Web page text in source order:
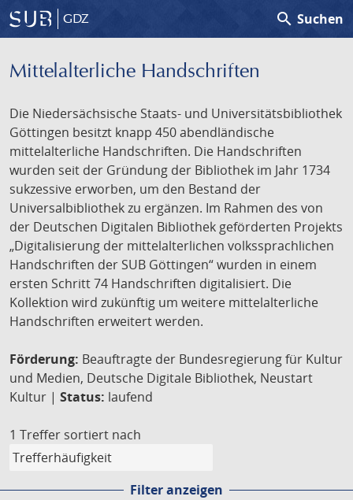
GDZ search Suchen
Mittelalterliche Handschriften
Die Niedersächsische Staats- und Universitätsbibliothek
Göttingen besitzt knapp 450 abendländische
mittelalterliche Handschriften. Die Handschriften
wurden seit der Gründung der Bibliothek im Jahr 1734
sukzessive erworben, um den Bestand der
Universalbibliothek zu ergänzen. Im Rahmen des von
der Deutschen Digitalen Bibliothek geförderten Projekts
„Digitalisierung der mittelalterlichen volkssprachlichen
Handschriften der SUB Göttingen“ wurden in einem
ersten Schritt 74 Handschriften digitalisiert. Die
Kollektion wird zukünftig um weitere mittelalterliche
Handschriften erweitert werden.
Förderung: Beauftragte der Bundesregierung für Kultur
und Medien, Deutsche Digitale Bibliothek, Neustart
Kultur | Status: laufend
1 Treffer sortiert nach
Filter anzeigen